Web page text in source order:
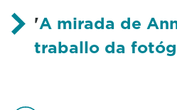
'A mirada de
traballo da